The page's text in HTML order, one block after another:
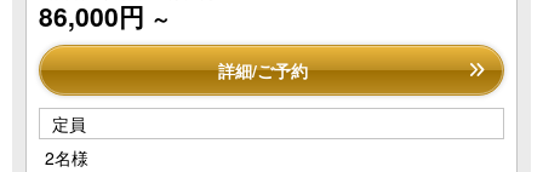
86,000円 ～
詳細/ご予約
定員
2名様